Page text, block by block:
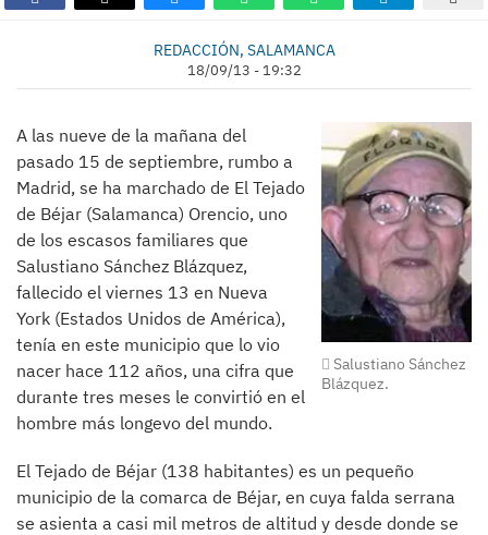
REDACCIÓN, SALAMANCA
18/09/13 - 19:32
Salustiano Sánchez
Blázquez.
A las nueve de la mañana del
pasado 15 de septiembre, rumbo a
Madrid, se ha marchado de El Tejado
de Béjar (Salamanca) Orencio, uno
de los escasos familiares que
Salustiano Sánchez Blázquez,
fallecido el viernes 13 en Nueva
York (Estados Unidos de América),
tenía en este municipio que lo vio
nacer hace 112 años, una cifra que
durante tres meses le convirtió en el
hombre más longevo del mundo.
El Tejado de Béjar (138 habitantes) es un pequeño
municipio de la comarca de Béjar, en cuya falda serrana
se asienta a casi mil metros de altitud y desde donde se